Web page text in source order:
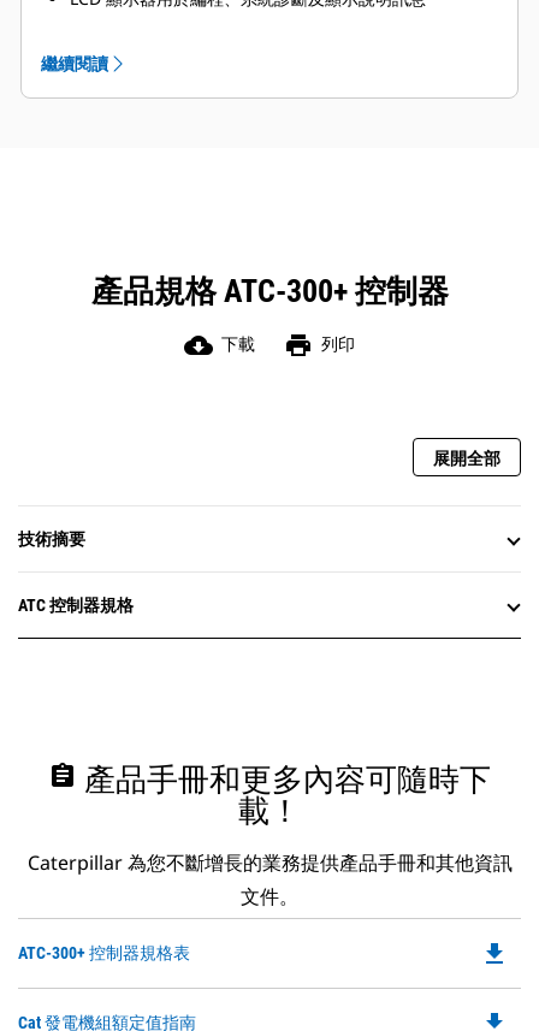
系統測試按鈕
可編程廠房模擬試驗 (關閉、每日、7、14 及 28 日) 週
繼續閱讀
產品規格 ATC-300+ 控制器
cloud_download 下載 print 列印
展開全部
技術摘要
ATC 控制器規格
assignment 產品手冊和更多內容可隨時下
載！
Caterpillar 為您不斷增長的業務提供產品手冊和其他資訊
文件。
ATC-300+ 控制器規格表 file_download
Cat 發電機組額定值指南 file_download